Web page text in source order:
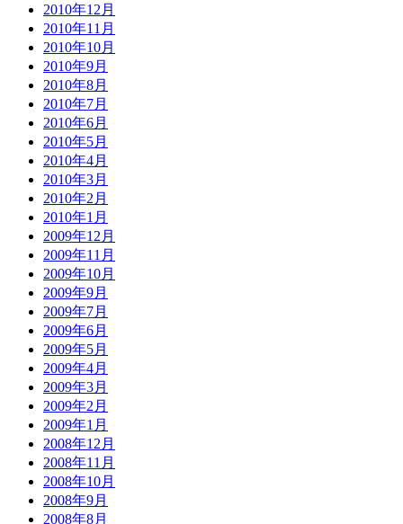
2010年12月
2010年11月
2010年10月
2010年9月
2010年8月
2010年7月
2010年6月
2010年5月
2010年4月
2010年3月
2010年2月
2010年1月
2009年12月
2009年11月
2009年10月
2009年9月
2009年7月
2009年6月
2009年5月
2009年4月
2009年3月
2009年2月
2009年1月
2008年12月
2008年11月
2008年10月
2008年9月
2008年8月